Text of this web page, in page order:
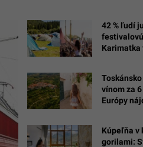
42 % ľudí
Karimatka
vínom za
Európy
Kúpeľňa v
gorilami: